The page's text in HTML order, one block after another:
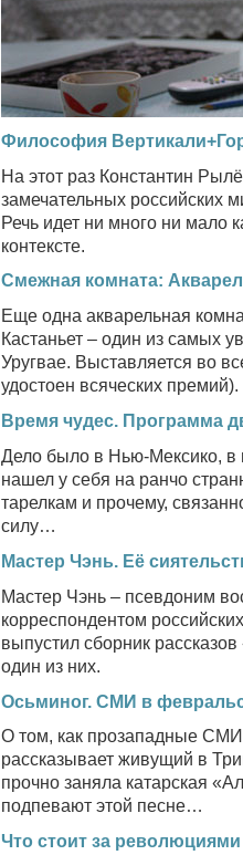
Философия
На этот раз Константин
замечательных российских
Речь идет ни много ни мало
контексте.
Смежная комната:
Еще одна акварельная
Кастаньет – один из самых
Уругвае. Выставляется во
удостоен всяческих премий).
Время чудес. Программа
Дело было в Нью-Мексико,
нашел у себя на ранчо
тарелкам и прочему,
силу…
Мастер Чэнь. Её
Мастер Чэнь – псевдоним
корреспондентом
выпустил сборник
один из них.
Осьминог. СМИ в
О том, как прозападные
рассказывает живущий в
прочно заняла катарская
подпевают этой песне…
Что стоит за